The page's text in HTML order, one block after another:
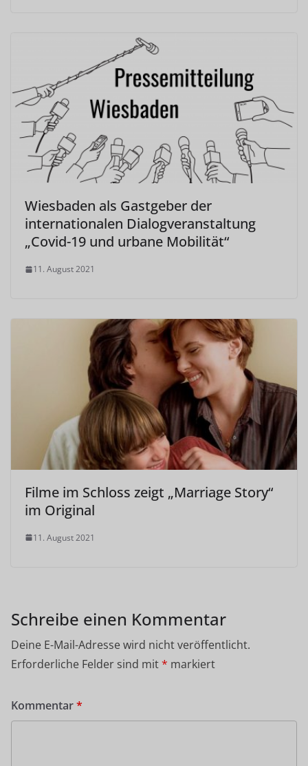
Wiesbaden als Gastgeber der
internationalen Dialogveranstaltung
„Covid-19 und urbane Mobilität“
11. August 2021
Filme im Schloss zeigt „Marriage Story“
im Original
11. August 2021
Schreibe einen Kommentar
Deine E-Mail-Adresse wird nicht veröffentlicht.
Erforderliche Felder sind mit* markiert
Kommentar*